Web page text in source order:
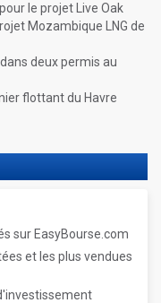
le projet Live Oak
Mozambique LNG de
deux permis au
flottant du Havre
sur EasyBourse.com
et les plus vendues